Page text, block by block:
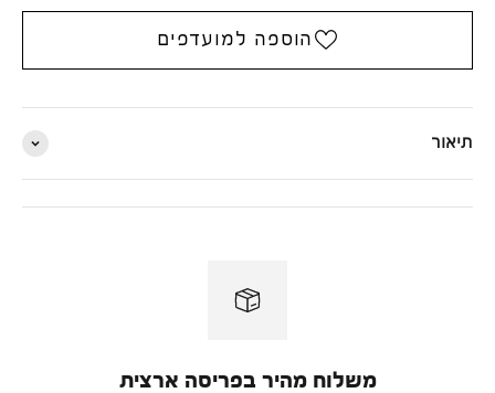
הוספה למועדפים
תיאור
משלוח מהיר בפריסה ארצית